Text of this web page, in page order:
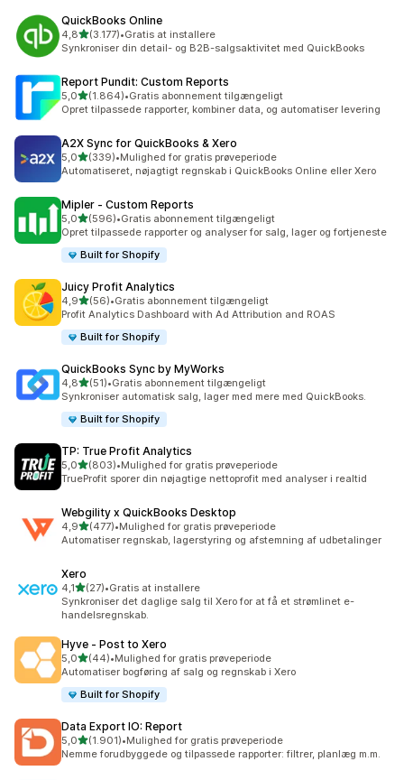
QuickBooks Online
4,8ud af 5 stjerner
(3.177)
3177 anmeldelser i alt
•Gratis at installere
Synkroniser din detail- og B2B-salgsaktivitet med QuickBooks
Report Pundit: Custom Reports
5,0ud af 5 stjerner
(1.864)
1864 anmeldelser i alt
•Gratis abonnement tilgængeligt
Opret tilpassede rapporter, kombiner data, og automatiser levering
A2X Sync for QuickBooks & Xero
5,0ud af 5 stjerner
(339)
339 anmeldelser i alt
•Mulighed for gratis prøveperiode
Automatiseret, nøjagtigt regnskab i QuickBooks Online eller Xero
Mipler ‑ Custom Reports
5,0ud af 5 stjerner
(596)
596 anmeldelser i alt
•Gratis abonnement tilgængeligt
Opret tilpassede rapporter og analyser for salg, lager og fortjeneste
Built for Shopify
Juicy Profit Analytics
4,9ud af 5 stjerner
(56)
56 anmeldelser i alt
•Gratis abonnement tilgængeligt
Profit Analytics Dashboard with Ad Attribution and ROAS
Built for Shopify
QuickBooks Sync by MyWorks
4,8ud af 5 stjerner
(51)
51 anmeldelser i alt
•Gratis abonnement tilgængeligt
Synkroniser automatisk salg, lager med mere med QuickBooks.
Built for Shopify
TP: True Profit Analytics
5,0ud af 5 stjerner
(803)
803 anmeldelser i alt
•Mulighed for gratis prøveperiode
TrueProfit sporer din nøjagtige nettoprofit med analyser i realtid
Webgility x QuickBooks Desktop
4,9ud af 5 stjerner
(477)
477 anmeldelser i alt
•Mulighed for gratis prøveperiode
Automatiser regnskab, lagerstyring og afstemning af udbetalinger
Xero
4,1ud af 5 stjerner
(27)
27 anmeldelser i alt
•Gratis at installere
Synkroniser det daglige salg til Xero for at få et strømlinet e-
handelsregnskab.
Hyve ‑ Post to Xero
5,0ud af 5 stjerner
(44)
44 anmeldelser i alt
•Mulighed for gratis prøveperiode
Automatiser bogføring af salg og regnskab i Xero
Built for Shopify
Data Export IO: Report
5,0ud af 5 stjerner
(1.901)
1901 anmeldelser i alt
•Mulighed for gratis prøveperiode
Nemme forudbyggede og tilpassede rapporter: filtrer, planlæg m.m.